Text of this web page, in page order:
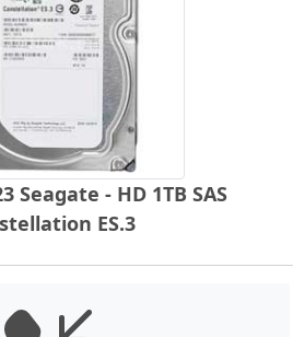
Seagate - HD 1TB SAS
ES.3